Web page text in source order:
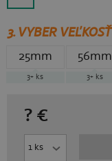
3.VYBER VEĽKOSŤ
25mm
3+ ks
56mm
3+ ks
? €